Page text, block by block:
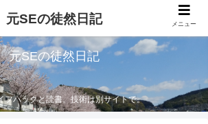
元SEの徒然日記
フハックと読書。技術は別サイトで。
元SEの徒然日記 メニュー